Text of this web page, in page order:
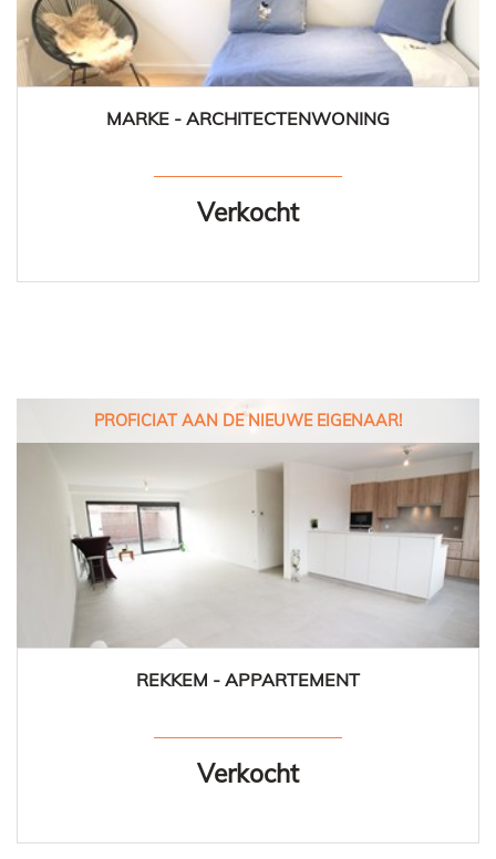
163 m² 3 1 Ja
MARKE - ARCHITECTENWONING
Verkocht
PROFICIAT AAN DE NIEUWE EIGENAAR!
109 m² 2 1
REKKEM - APPARTEMENT
Verkocht